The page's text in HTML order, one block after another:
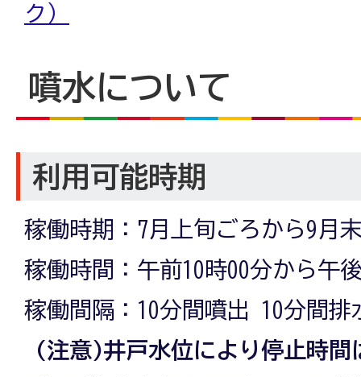
ク）
噴水について
利用可能時期
稼働時期：7月上旬ごろから9月
稼働時間：午前10時00分から午
稼働間隔：10分間噴出 10分間排
(注意)井戸水位により停止時間